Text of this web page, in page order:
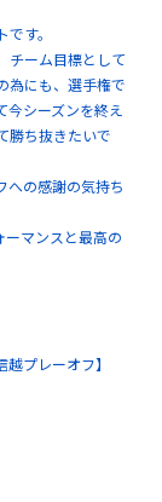
す。
チーム目標として
為にも、選手権で
シーズンを終え
勝ち抜きたいで
への感謝の気持ち
ーマンスと最高の
プレーオフ】